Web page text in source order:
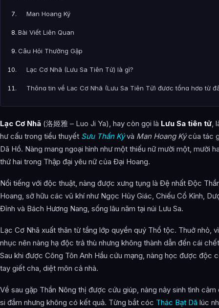
Man Hoang Ký
Bài Viết Liên Quan
Câu Hỏi Thường Gặp
Lạc Cơ Nhã (Lưu Sa Tiên Tử) là gì?
Thông tin về Lạc Cơ Nhã (Lưu Sa Tiên Tử) được tổng hợp từ
Lạc Cơ Nhã (洛姬雅 – Luo Ji Ya), hay còn gọi là Lưu Sa tiên tử,
hư cấu trong tiểu thuyết Sưu Thần Kývà Man Hoang Kýcủa tác
Dã Hồ. Nàng mang ngoại hình như một thiếu nữ mười một, mười
thứ hai trong Thập đại yêu nữ của Đại Hoang.
Nổi tiếng với độc thuật, nàng được xưng tụng là Đệ nhất Độc
Hoang, sở hữu các vũ khí như Ngọc Hủy Giác, Chiếu Cổ Kính,
Đỉnh và Bách Hương Nang, sống lâu năm tại núi Lưu Sa.
Lạc Cơ Nhã xuất thân từ tầng lớp quyền quý Thổ tộc. Thuở nhỏ,
nhục nên nàng hạ độc trả thù nhưng không thành dẫn đến cái
Sau khi được Công Tôn Anh Hầu cứu mạng, nàng học được độc
tay giết cha, diệt môn cả nhà.
Về sau gặp Thần Nông thị được cứu giúp, nàng nảy sinh tình cảm
si đắm nhưng không có kết quả. Từng bắt cóc Thác Bạt Dã lúc